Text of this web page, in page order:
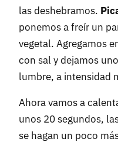
las deshebramos.
ponemos a freír un
vegetal. Agregamos
con sal y dejamos
lumbre, a intensidad
Ahora vamos a
unos 20 segundos,
se hagan un poco